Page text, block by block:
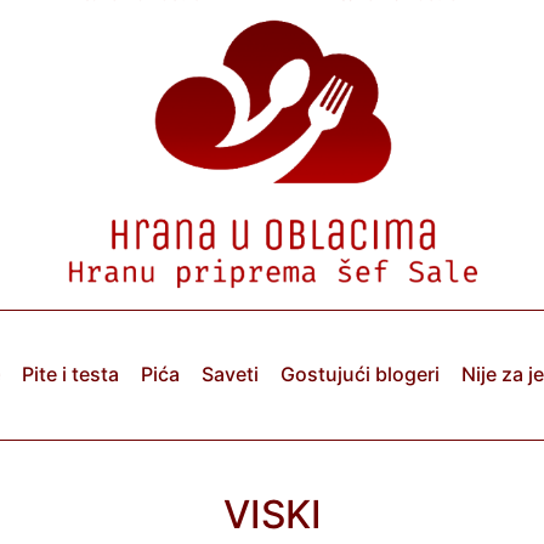
Pite i testa Pića Saveti Gostujući blogeri Nije za
VISKI